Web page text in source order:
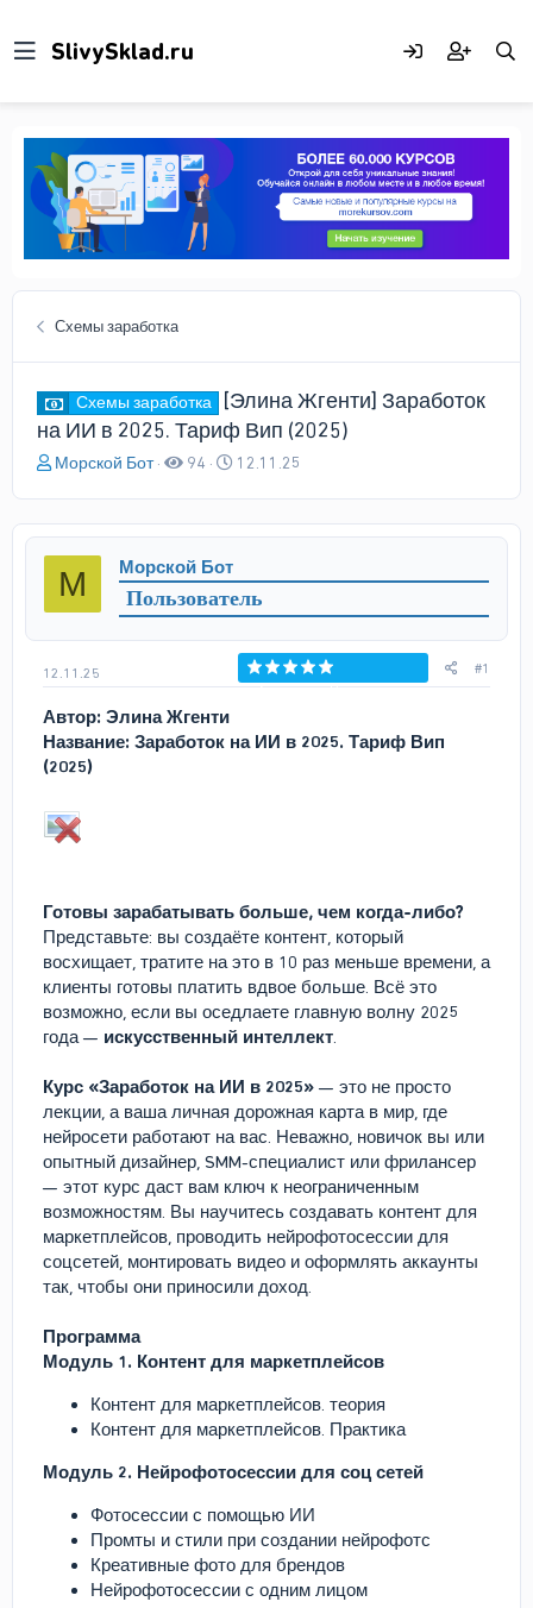
Схемы заработка
Схемы заработка
[Элина Жгенти] Заработок
на ИИ в 2025. Тариф Вип (2025)
А
о
р
е
ы
Морской Бот 94
Д
а
ч
а
л
12.11.25
М Морской Бот
Пользователь
12.11.25
Голосов: 0
#1
Автор: Элина Жгенти
Название: Заработок на ИИ в 2025. Тариф Вип
(2025)
Готовы зарабатывать больше, чем когда-либо?
Представьте: вы создаёте контент, который
восхищает, тратите на это в 10 раз меньше времени, а
клиенты готовы платить вдвое больше. Всё это
возможно, если вы оседлаете главную волну 2025
года — искусственный интеллект
Курс «Заработок на ИИ в 2025» — это не просто
лекции, а ваша личная дорожная карта в мир, где
нейросети работают на вас. Неважно, новичок вы или
опытный дизайнер, SMM-специалист или фрилансер
— этот курс даст вам ключ к неограниченным
возможностям. Вы научитесь создавать контент для
маркетплейсов, проводить нейрофотосессии для
соцсетей, монтировать видео и оформлять аккаунты
так, чтобы они приносили доход.
Программа
Модуль 1. Контент для маркетплейсов
Контент для маркетплейсов. теория
Контент для маркетплейсов. Практика
Модуль 2. Нейрофотосессии для соц сетей
Фотосессии с помощью ИИ
Промты и стили при создании нейрофотс
Креативные фото для брендов
Нейрофотосессии с одним лицом